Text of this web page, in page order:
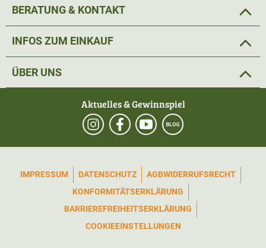
BERATUNG & KONTAKT
INFOS ZUM EINKAUF
ÜBER UNS
Aktuelles & Gewinnspiel
IMPRESSUM DATENSCHUTZ AGBWIDERRUFSRECHT
KONFORMITÄTSERKLÄRUNG
BARRIEREFREIHEITSERKLÄRUNG
COOKIEEINSTELLUNGEN